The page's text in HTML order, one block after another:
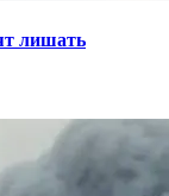
лишать